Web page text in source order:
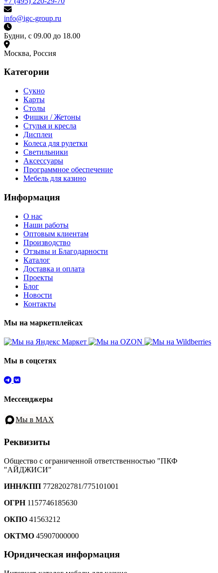
info@igc-group.ru
Будни, с 09.00 до 18.00
Москва, Россия
Категории
Сукно
Карты
Столы
Фишки / Жетоны
Стулья и кресла
Дисплеи
Колеса для рулетки
Светильники
Аксессуары
Программное обеспечение
Мебель для казино
Информация
О нас
Наши работы
Оптовым клиентам
Производство
Отзывы и Благодарности
Каталог
Доставка и оплата
Проекты
Блог
Новости
Контакты
Мы на маркетплейсах
Мы в соцсетях
Мессенджеры
Мы в MAX
Реквизиты
Общество с ограниченной ответственностью "ПКФ
"АЙДЖИСИ"
ИНН/КПП 7728202781/775101001
ОГРН1157746185630
ОКПО 41563212
ОКТМО 45907000000
Юридическая информация